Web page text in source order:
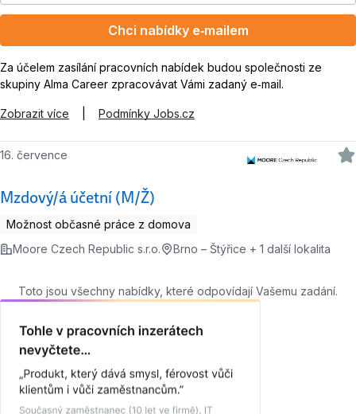
Chci nabídky e‑mailem
Za účelem zasílání pracovních nabídek budou společnosti ze
skupiny Alma Career zpracovávat Vámi zadaný e‑mail.
Zobrazit více Podmínky Jobs.cz
Mzdový/á účetní (M/Ž)
16. července
Možnost občasné práce z domova
Moore Czech Republic s.r.o.
Brno – Štýřice + 1 další lokalita
Toto jsou všechny nabídky, které odpovídají Vašemu zadání.